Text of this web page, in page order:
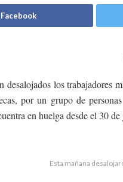
Facebook
desalojados los trabajadores
por un grupo de
en huelga desde el 30
Esta mañana